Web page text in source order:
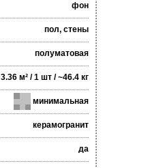
фон
пол, стены
полуматовая
3.36 м² / 1 шт / ~46.4 кг
минимальная
керамогранит
да